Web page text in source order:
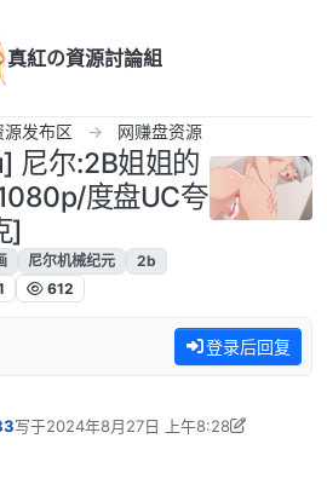
真紅の資源討論組
源发布区 网赚盘资源
尼尔:2B姐姐的
度盘UC夸
]
尼尔机械纪元
2b
612
登录后回复
写于2024年8月27日 上午8:28
最后由 zhengshun983 编辑2024年8月28